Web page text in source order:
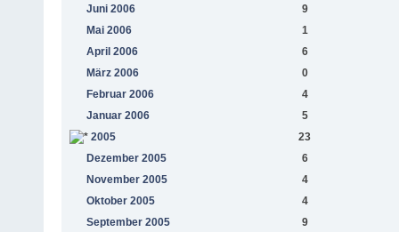
Juni 2006
9
Mai 2006
1
April 2006
6
März 2006
0
Februar 2006
4
Januar 2006
5
2005
23
Dezember 2005
6
November 2005
4
Oktober 2005
4
September 2005
9